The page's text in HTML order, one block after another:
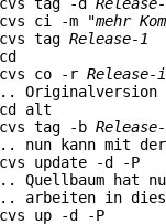
ci -m "
mehr
tag
Release-1
co -r
alt
tag -b
nun kann mit
update -d -P
Quellbaum hat
arbeiten in
up -d -P